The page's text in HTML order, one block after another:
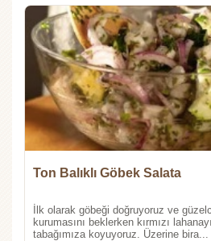
Ton Balıklı Göbek Salata
İlk olarak göbeği doğruyoruz ve
kurumasını beklerken kırmızı
tabağımıza koyuyoruz. Üzerine bira...